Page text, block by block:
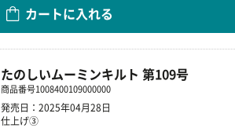
カートに入れる
たのしいムーミンキルト 第109号
商品番号1008400109000000
発売日：2025年04月28日
仕上げ③